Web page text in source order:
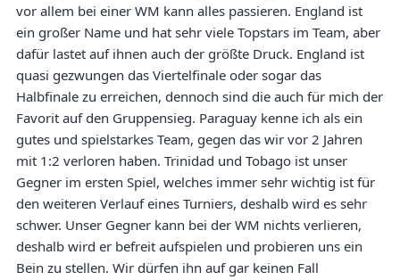
vor allem bei einer WM kann alles passieren. England ist
ein großer Name und hat sehr viele Topstars im Team, aber
dafür lastet auf ihnen auch der größte Druck. England ist
quasi gezwungen das Viertelfinale oder sogar das
Halbfinale zu erreichen, dennoch sind die auch für mich der
Favorit auf den Gruppensieg. Paraguay kenne ich als ein
gutes und spielstarkes Team, gegen das wir vor 2 Jahren
mit 1:2 verloren haben. Trinidad und Tobago ist unser
Gegner im ersten Spiel, welches immer sehr wichtig ist für
den weiteren Verlauf eines Turniers, deshalb wird es sehr
schwer. Unser Gegner kann bei der WM nichts verlieren,
deshalb wird er befreit aufspielen und probieren uns ein
Bein zu stellen. Wir dürfen ihn auf gar keinen Fall